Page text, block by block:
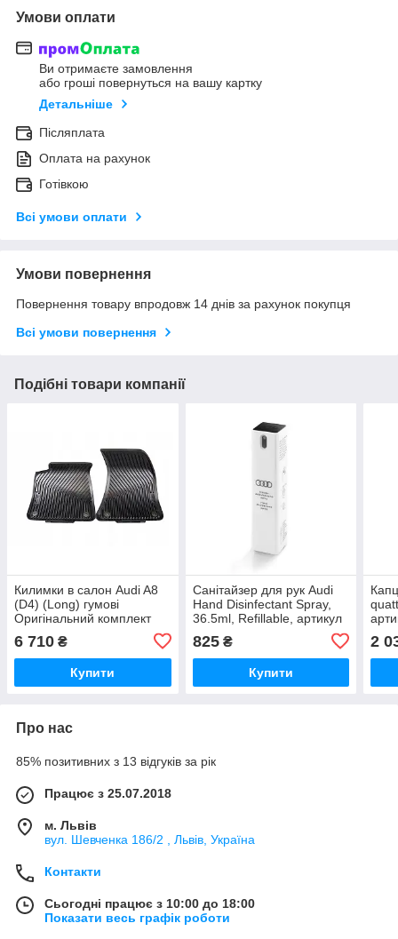
Умови оплати
Ви отримаєте замовлення
або гроші повернуться на вашу картку
Детальніше
Післяплата
Оплата на рахунок
Готівкою
Всі умови оплати
Умови повернення
Повернення товару впродовж 14 днів за рахунок покупця
Всі умови повернення
Подібні товари компанії
Килимки в салон Audi A8
(D4) (Long) гумові
Оригінальний комплект
4H0061512041
6 710 ₴
Купити
Санітайзер для рук Audi
Hand Disinfectant Spray,
36.5ml, Refillable, артикул
колекція
825₴
Купити
2
Про нас
85% позитивних з 13 відгуків за рік
Працює з 25.07.2018
м. Львів
вул. Шевченка 186/2 , Львів, Україна
Контакти
Сьогодні працює з 10:00 до 18:00
Показати весь графік роботи